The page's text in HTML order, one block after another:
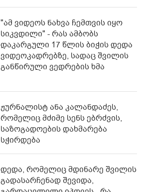
"ამ ვიდეოს ნახვა ჩემთვის იყო
სიკვდილი" - რას ამბობს
დაკარგული 17 წლის ბიჭის დედა
ვიდეოკადრებზე, სადაც შვილის
განწირული ვედრების ხმა
ჟურნალისტ ანა კალანდაძეს,
რომელიც მძიმე სენს ებრძვის,
საზოგადოების დახმარება
სჭირდება
დედა, რომელიც მდინარე შვილის
გადასარჩენად შევიდა,